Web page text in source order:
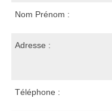
Nom Prénom :
Adresse :
Téléphone :